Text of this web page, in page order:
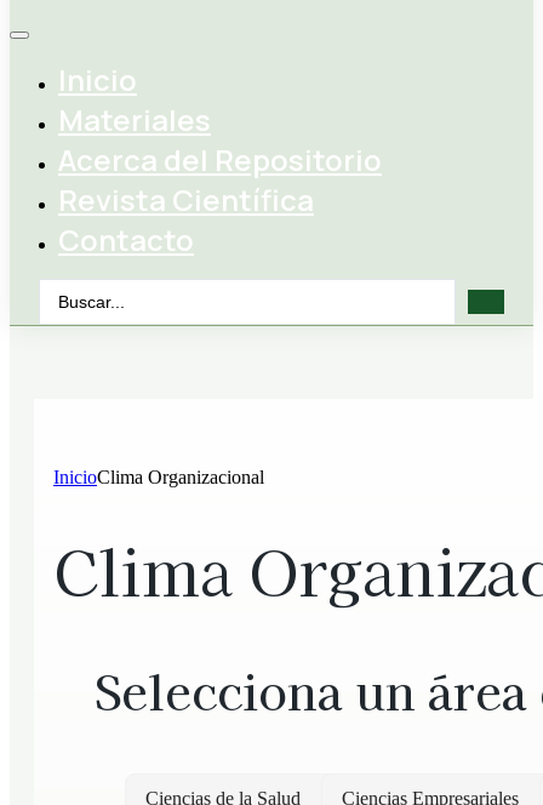
Inicio
Materiales
Acerca del Repositorio
Revista Científica
Contacto
InicioClima Organizacional
Clima
Selecciona un
Ciencias de la Salud Ciencias Empresariales